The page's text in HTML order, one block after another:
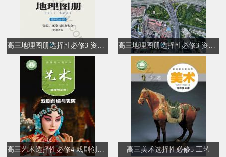
高三艺术选择性必修4 戏剧创编与表演 高三美术选择性必修5 工艺